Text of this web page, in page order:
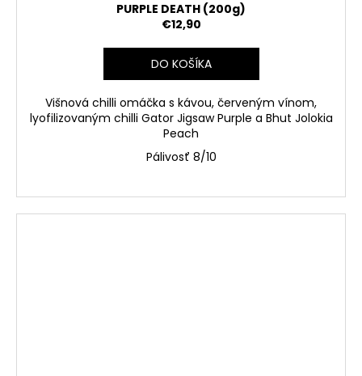
PURPLE DEATH (200g)
€12,90
DO KOŠÍKA
Višnová chilli omáčka s kávou, červeným vínom,
lyofilizovaným chilli Gator Jigsaw Purple a Bhut Jolokia
Peach
Pálivosť 8/10